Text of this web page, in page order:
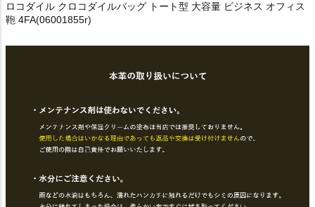
ロコダイル クロコダイルバッグ トート型 大容量 ビジネス オフィス
鞄 4FA(06001855r)